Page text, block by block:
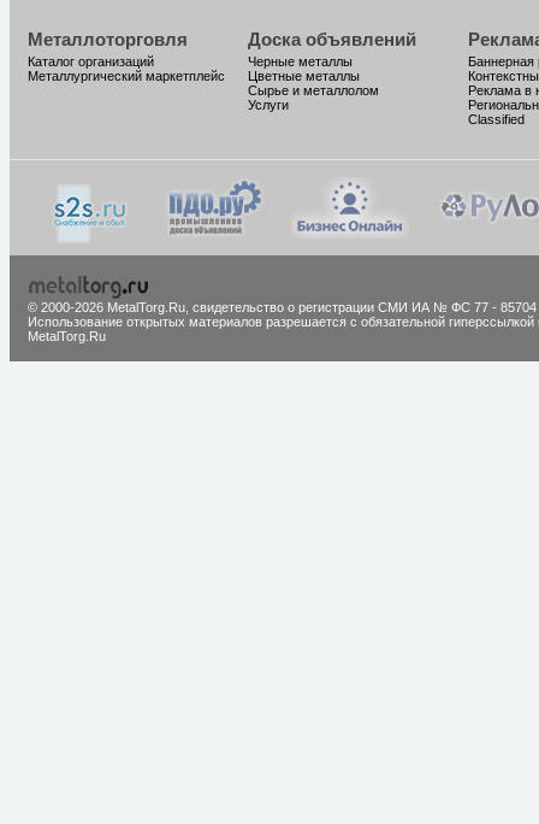
Металлоторговля
Каталог организаций
Металлургический маркетплейс
Доска объявлений
Черные металлы
Цветные металлы
Сырье и металлолом
Услуги
Баннерная
Реклама в
Classified
© 2000-2026 MetalTorg.Ru, cвидетельство о регистрации СМИ ИА № ФС 77 - 85704
Использование открытых материалов разрешается с обязательной гиперссылкой
MetalTorg.Ru